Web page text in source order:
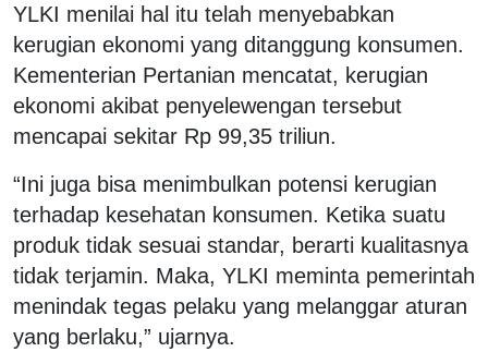
YLKI menilai hal itu telah menyebabkan
kerugian ekonomi yang ditanggung konsumen.
Kementerian Pertanian mencatat, kerugian
ekonomi akibat penyelewengan tersebut
mencapai sekitar Rp 99,35 triliun.
“Ini juga bisa menimbulkan potensi kerugian
terhadap kesehatan konsumen. Ketika suatu
produk tidak sesuai standar, berarti kualitasnya
tidak terjamin. Maka, YLKI meminta pemerintah
menindak tegas pelaku yang melanggar aturan
yang berlaku,” ujarnya.